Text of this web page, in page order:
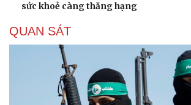
sức khoẻ càng thăng hạng
QUAN SÁT